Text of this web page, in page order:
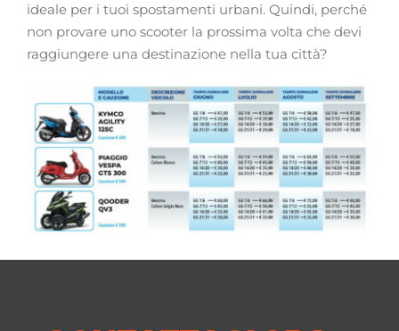
ideale per i tuoi spostamenti urbani. Quindi, perché
non provare uno scooter la prossima volta che devi
raggiungere una destinazione nella tua città?